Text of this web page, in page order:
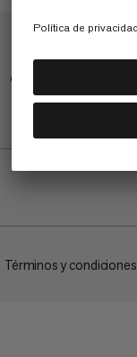
Comprar
Términos y condiciones